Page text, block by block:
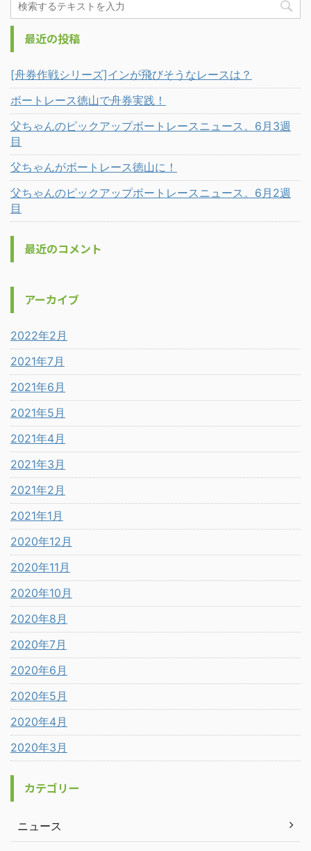
最近の投稿
[舟券作戦シリーズ]インが飛びそうなレースは？
ボートレース徳山で舟券実践！
父ちゃんのピックアップボートレースニュース。6月3週
目
父ちゃんがボートレース徳山に！
父ちゃんのピックアップボートレースニュース。6月2週
目
最近のコメント
アーカイブ
2022年2月
2021年7月
2021年6月
2021年5月
2021年4月
2021年3月
2021年2月
2021年1月
2020年12月
2020年11月
2020年10月
2020年8月
2020年7月
2020年6月
2020年5月
2020年4月
2020年3月
カテゴリー
ニュース